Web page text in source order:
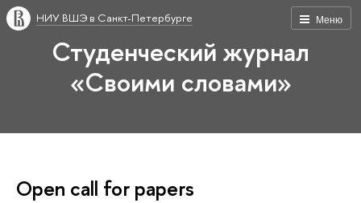
Меню
НИУ ВШЭ в Санкт-Петербурге
Студенческий журнал
«Своими словами»
Open call for papers